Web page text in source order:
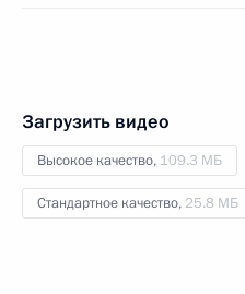
Загрузить видео
Высокое качество, 109.3 МБ
Стандартное качество, 25.8 МБ